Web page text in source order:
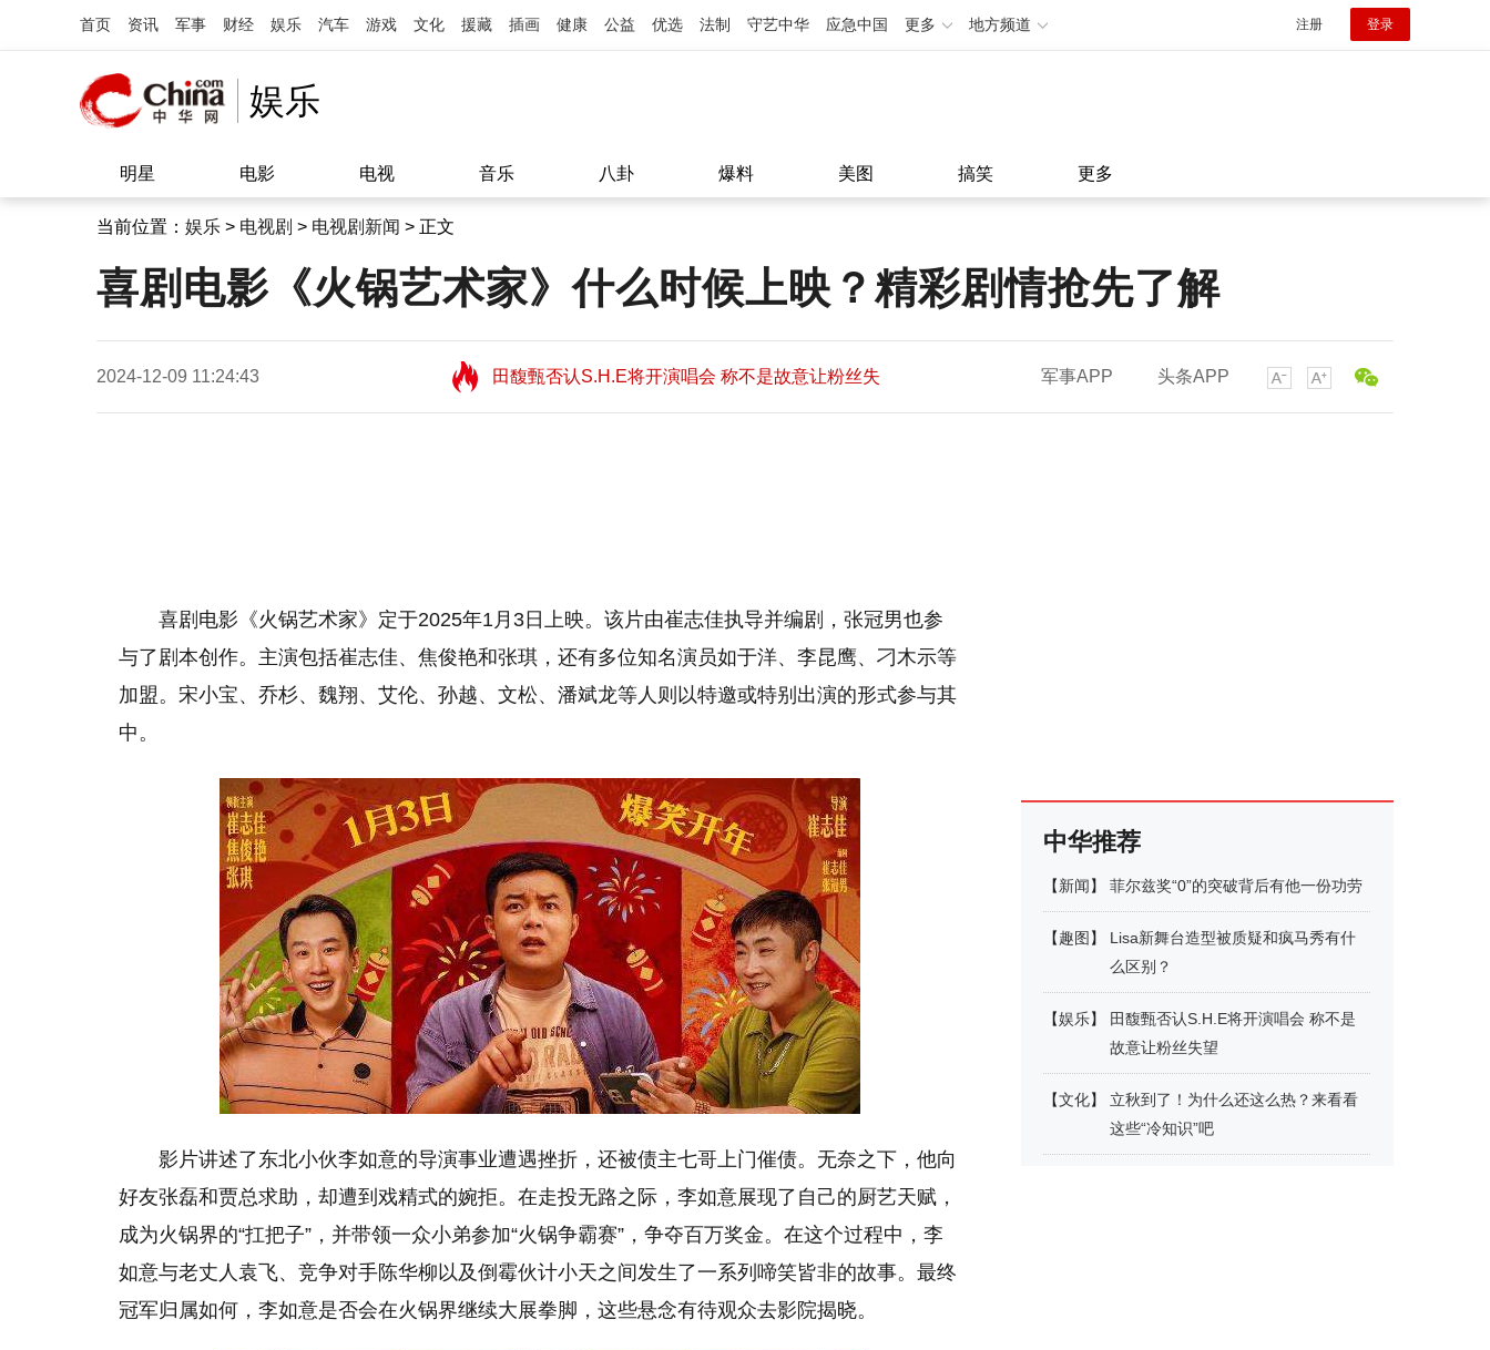
首页 资讯 军事 财经 娱乐 汽车 游戏 文化 援藏 插画 健康 公益 优选 法制 守艺中华 应急中国 更多 地方频道 注册 登录
娱乐
明星 电影 电视 音乐 八卦 爆料 美图 搞笑 更多
当前位置： 娱乐 > 电视剧 > 电视剧新闻 > 正文
喜剧电影《火锅艺术家》什么时候上映？精彩剧情抢先了解
2024-12-09 11:24:43
田馥甄否认S.H.E将开演唱会 称不是故意让粉丝失
望11:08
田馥甄否认S.H.E将开演唱会 称不是故意让粉丝失
军事APP 头条APP
喜剧电影《火锅艺术家》定于2025年1月3日上映。该片由崔志佳执导并编剧，张冠男也参
与了剧本创作。主演包括崔志佳、焦俊艳和张琪，还有多位知名演员如于洋、李昆鹰、刁木示等
加盟。宋小宝、乔杉、魏翔、艾伦、孙越、文松、潘斌龙等人则以特邀或特别出演的形式参与其
中。
影片讲述了东北小伙李如意的导演事业遭遇挫折，还被债主七哥上门催债。无奈之下，他向
好友张磊和贾总求助，却遭到戏精式的婉拒。在走投无路之际，李如意展现了自己的厨艺天赋，
成为火锅界的“扛把子”，并带领一众小弟参加“火锅争霸赛”，争夺百万奖金。在这个过程中，李
如意与老丈人袁飞、竞争对手陈华柳以及倒霉伙计小天之间发生了一系列啼笑皆非的故事。最终
冠军归属如何，李如意是否会在火锅界继续大展拳脚，这些悬念有待观众去影院揭晓。
中华推荐
【新闻】 菲尔兹奖“0”的突破背后有他一份功劳
【趣图 】
Lisa新舞台造型被质疑和疯马秀有什
么区别？
【娱乐】
田馥甄否认S.H.E将开演唱会 称不是
故意让粉丝失望
【文化】
立秋到了！为什么还这么热？来看看
这些“冷知识”吧